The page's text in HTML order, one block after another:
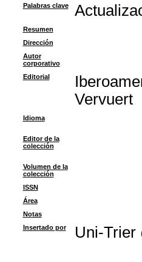
Palabras clave
Resumen
Dirección
Autor
corporativo
Editorial
Vervuert
Idioma
Editor de la
colección
Volumen de la
colección
ISSN
Área
Notas
Insertado por
Uni-Trier